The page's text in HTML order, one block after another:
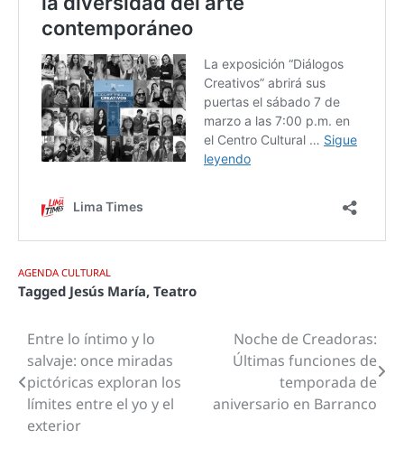
AGENDA CULTURAL
Tagged Jesús María, Teatro
Navegación
de
entradas
Entre lo íntimo y lo
salvaje: once miradas
pictóricas exploran los
límites entre el yo y el
exterior
Noche de Creadoras:
Últimas funciones de
temporada de
aniversario en Barranco